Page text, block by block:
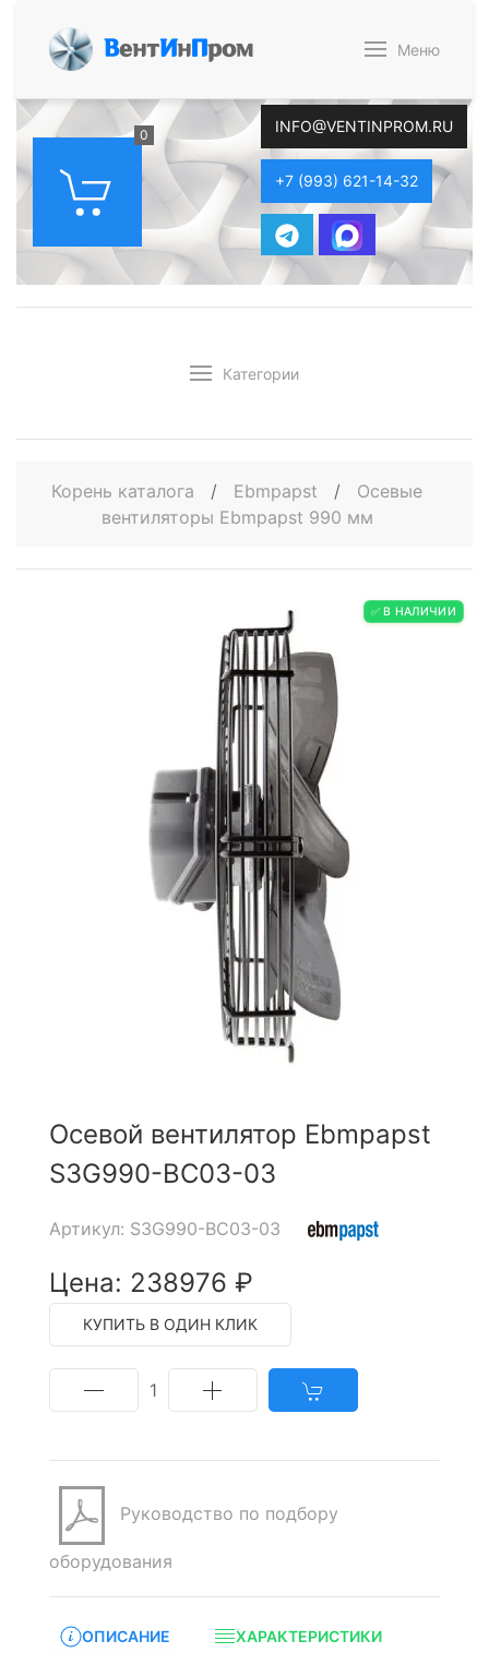
ВентИнПром Меню
0 INFO@VENTINPROM.RU
+7 (993) 621-14-32
Категории
Корень каталога / Ebmpapst /
Осевые
вентиляторы Ebmpapst 990 мм
✅ В НАЛИЧИИ
Осевой вентилятор Ebmpapst
S3G990-BC03-03
Артикул: S3G990-BC03-03
Цена: 238976 ₽
КУПИТЬ В ОДИН КЛИК
1
Руководство по подбору
оборудования
ОПИСАНИЕ
ХАРАКТЕРИСТИКИ